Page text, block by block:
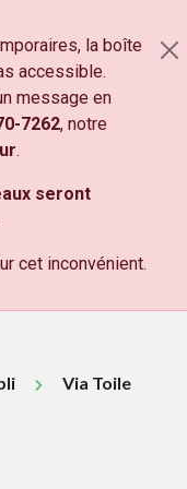
la boîte
accessible.
message en
7262, notre
.
seront
cet inconvénient.
PANIER
sans préavis.
de vente fédérale
Via Toile